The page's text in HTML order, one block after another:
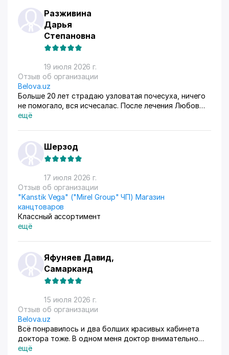
Разживина
Дарья
Степановна
19 июля 2026 г.
Отзыв об организации
Belova.uz
Больше 20 лет страдаю узловатая почесуха, ничего
не помогало, вся исчесалас. После лечения Любов
Владимировны 90% болячек ушло, сейчас
ещё
Шерзод
17 июля 2026 г.
Отзыв об организации
"Kanstik Vega" ("Mirel Group" ЧП) Магазин
канцтоваров
Классный ассортимент
ещё
Яфуняев Давид,
Самарканд
15 июля 2026 г.
Отзыв об организации
Belova.uz
Всё понравилось и два болших красивых кабинета
доктора тоже. В одном меня доктор внимательно
осмотрела. Там на стенах висят в рамках документы,
ещё